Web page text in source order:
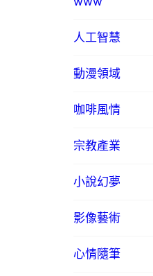
人工智慧
動漫領域
咖啡風情
宗教產業
小說幻夢
影像藝術
心情隨筆